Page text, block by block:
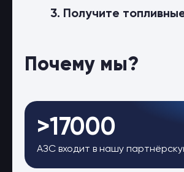
3. Получите
Почему мы?
>17000
АЗС входит в нашу